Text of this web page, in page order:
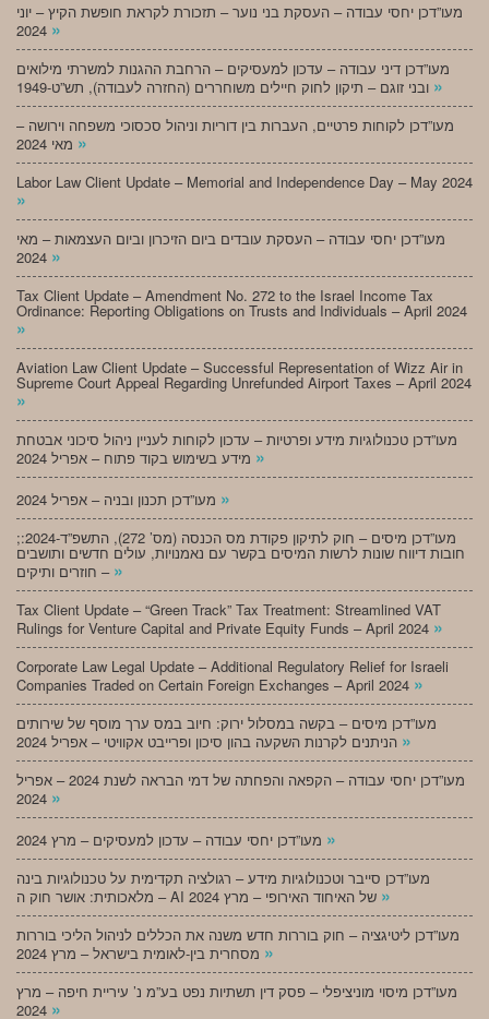
מעו”דכן יחסי עבודה – העסקת בני נוער – תזכורת לקראת חופשת הקיץ – יוני
»
מעו”דכן דיני עבודה – עדכון למעסיקים – הרחבת ההגנות למשרתי מילואים
»
מעו”דכן לקוחות פרטיים, העברות בין דוריות וניהול סכסוכי משפחה וירושה –
»
Labor Law Client Update – Memorial and Independence Day – May 2024
»
מעו”דכן יחסי עבודה – העסקת עובדים ביום הזיכרון וביום העצמאות – מאי
»
Tax Client Update – Amendment No. 272 to the Israel Income Tax
Ordinance: Reporting Obligations on Trusts and Individuals – April 2024
»
Aviation Law Client Update – Successful Representation of Wizz Air in
Supreme Court Appeal Regarding Unrefunded Airport Taxes – April 2024
»
מעו”דכן טכנולוגיות מידע ופרטיות – עדכון לקוחות לעניין ניהול סיכוני אבטחת
»
»
;מעו”דכן מיסים – חוק לתיקון פקודת מס הכנסה (מס’ 272), התשפ”ד-2024:
חובות דיווח שונות לרשות המיסים בקשר עם נאמנויות, עולים חדשים ותושבים
חוזרים ותיקים – »
Tax Client Update – “Green Track” Tax Treatment: Streamlined VAT
Rulings for Venture Capital and Private Equity Funds – April 2024 »
Corporate Law Legal Update – Additional Regulatory Relief for Israeli
Companies Traded on Certain Foreign Exchanges – April 2024 »
מעו”דכן מיסים – בקשה במסלול ירוק: חיוב במס ערך מוסף של שירותים
»
מעו”דכן יחסי עבודה – הקפאה והפחתה של דמי הבראה לשנת 2024 – אפריל
»
»
מעו”דכן סייבר וטכנולוגיות מידע – רגולציה תקדימית על טכנולוגיות בינה
»
מעו”דכן ליטיגציה – חוק בוררות חדש משנה את הכללים לניהול הליכי בוררות
»
מעו”דכן מיסוי מוניציפלי – פסק דין תשתיות נפט בע”מ נ’ עיריית חיפה – מרץ
»